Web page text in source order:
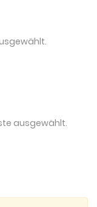
ausgewählt.